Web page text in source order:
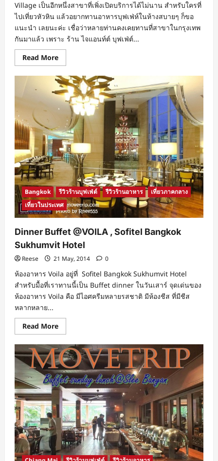
Village เป็นอีกหนึ่งสาขาที่เพิ่งเปิดบริการได้ไม่นาน สำหรับใครที่
ไปเที่ยวหัวหิน แล้วอยากทานอาหารบุฟเฟ่ห์ในห้างสบายๆ ก็ขอ
แนะนำ เลยนะค่ะ เชื่อว่าหลายท่านคงเคยทานที่สาขาในกรุงเทพ
กันมาแล้ว เพราะ ร้าน ไจแอนท์ต์ บุฟเฟ่ต์...
Read MoreRead
more
Giants
Buffet
บาบี
คิว
ปิ้ง
ย่าง
อร่อย
ไม่
หยุด
สาขา
HuaHin
Market
Village
Bangkok รีวิวร้านบุฟเฟ่ต์ รีวิวร้านอาหาร
เที่ยวภาคกลาง
เที่ยวในประเทศ
Dinner Buffet @VOILA , Sofitel Bangkok
Sukhumvit Hotel
Reese 21 May, 2014 0
ห้องอาหาร Voila อยู่ที่ Sofitel Bangkok Sukhumvit Hotel
สำหรับมื้อที่เราทานนี้เป็น Buffet dinner ในวันเสาร์ จุดเด่นของ
ห้องอาหาร Voila คือ มีไอศครีมหลายรสชาติ มีห้องชีส ที่มีชีส
หลากหลาย...
Read MoreRead
more
Dinner
Buffet
@VOILA
,
Sofitel
Bangkok
Sukhumvit
Hotel